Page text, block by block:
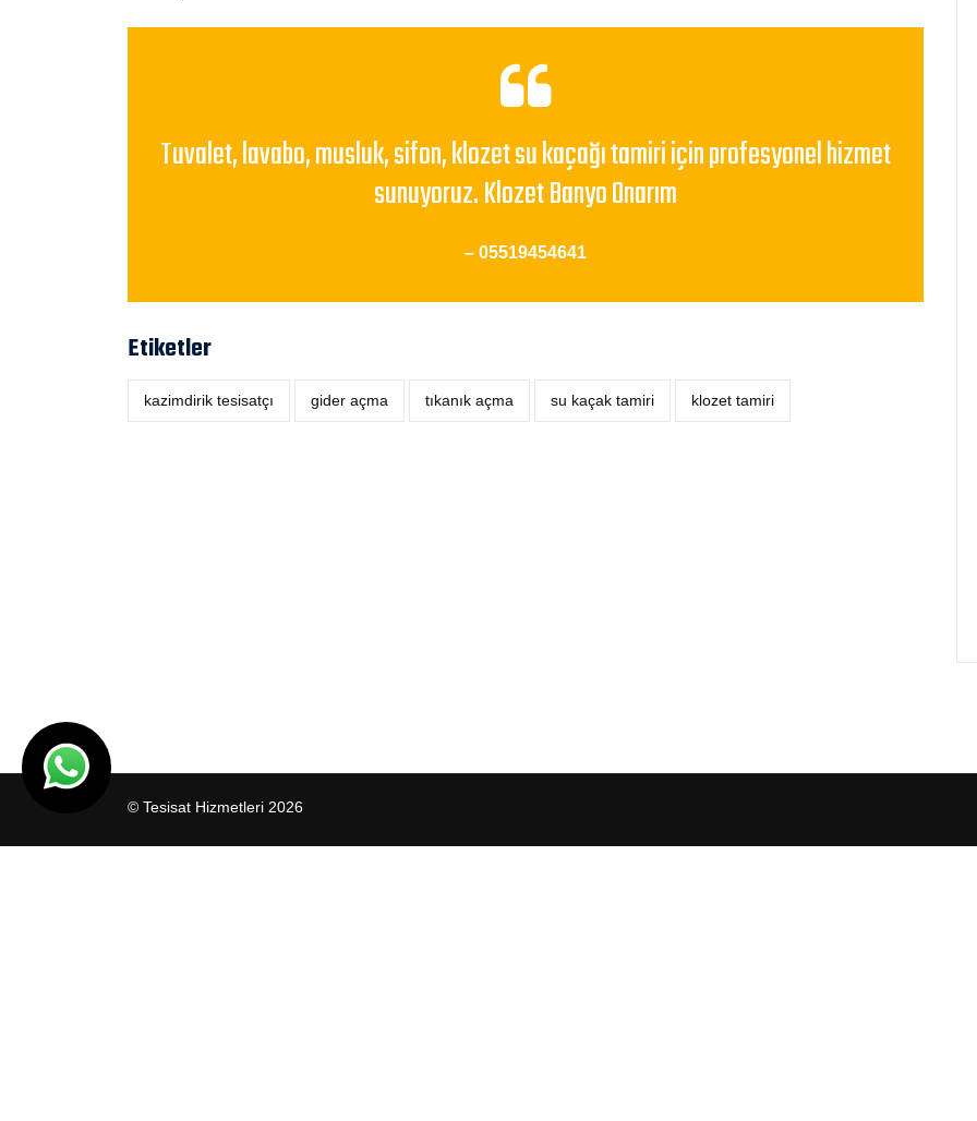
Tuvalet, lavabo, musluk, sifon, klozet su kaçağı tamiri için profesyonel hizmet
sunuyoruz. Klozet Banyo Onarım
– 05519454641
Etiketler
kazimdirik tesisatçı ‎gider açma tıkanık açma su kaçak tamiri klozet tamiri
© Tesisat Hizmetleri 2026